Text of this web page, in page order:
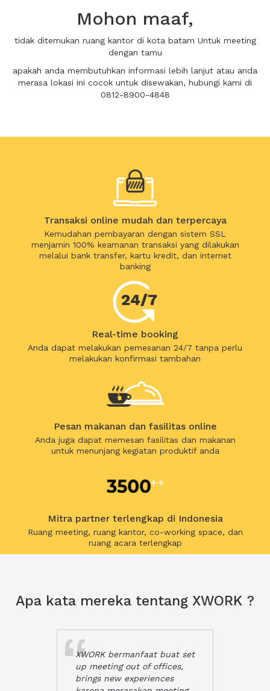
Mohon maaf,
tidak ditemukan ruang kantor di kota batam Untuk meeting
dengan tamu
apakah anda membutuhkan informasi lebih lanjut atau anda
merasa lokasi ini cocok untuk disewakan, hubungi kami di
0812-8900-4848
Transaksi online mudah dan terpercaya
Kemudahan pembayaran dengan sistem SSL
menjamin 100% keamanan transaksi yang dilakukan
melalui bank transfer, kartu kredit, dan internet
banking
Real-time booking
Anda dapat melakukan pemesanan 24/7 tanpa perlu
melakukan konfirmasi tambahan
Pesan makanan dan fasilitas online
Anda juga dapat memesan fasilitas dan makanan
untuk menunjang kegiatan produktif anda
Mitra partner terlengkap di Indonesia
Ruang meeting, ruang kantor, co-working space, dan
ruang acara terlengkap
Apa kata mereka tentang XWORK ?
XWORK bermanfaat buat set
up meeting out of offices,
brings new experiences